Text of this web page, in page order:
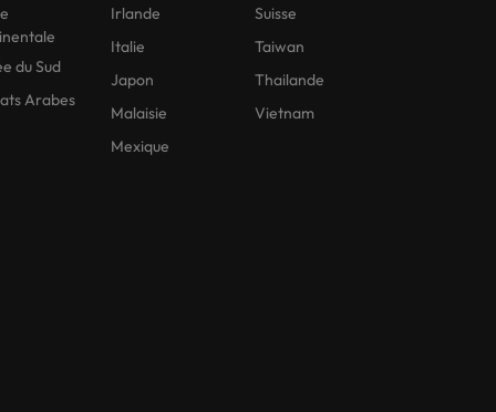
du Sud
Arabes
Irlande
Italie
Japon
Malaisie
Mexique
Suisse
Taiwan
Thailande
Vietnam